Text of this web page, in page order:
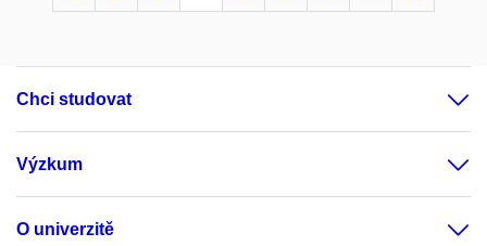
Chci studovat
Výzkum
O univerzitě